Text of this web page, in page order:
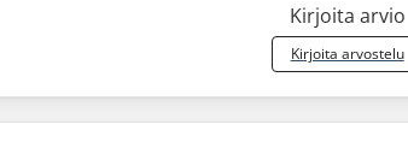
Kirjoita arvio
Kirjoita arvostelu